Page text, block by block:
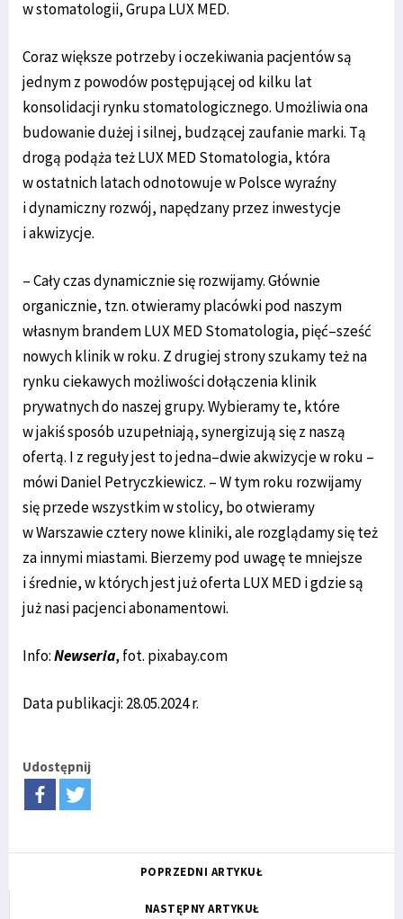
w stomatologii, Grupa LUX MED.
Coraz większe potrzeby i oczekiwania pacjentów są
jednym z powodów postępującej od kilku lat
konsolidacji rynku stomatologicznego. Umożliwia ona
budowanie dużej i silnej, budzącej zaufanie marki. Tą
drogą podąża też LUX MED Stomatologia, która
w ostatnich latach odnotowuje w Polsce wyraźny
i dynamiczny rozwój, napędzany przez inwestycje
i akwizycje.
– Cały czas dynamicznie się rozwijamy. Głównie
organicznie, tzn. otwieramy placówki pod naszym
własnym brandem LUX MED Stomatologia, pięć–sześć
nowych klinik w roku. Z drugiej strony szukamy też na
rynku ciekawych możliwości dołączenia klinik
prywatnych do naszej grupy. Wybieramy te, które
w jakiś sposób uzupełniają, synergizują się z naszą
ofertą. I z reguły jest to jedna–dwie akwizycje w roku –
mówi Daniel Petryczkiewicz. – W tym roku rozwijamy
się przede wszystkim w stolicy, bo otwieramy
w Warszawie cztery nowe kliniki, ale rozglądamy się też
za innymi miastami. Bierzemy pod uwagę te mniejsze
i średnie, w których jest już oferta LUX MED i gdzie są
już nasi pacjenci abonamentowi.
Info:Newseria, fot. pixabay.com
Data publikacji: 28.05.2024 r.
Udostępnij
POPRZEDNI ARTYKUŁ
NASTĘPNY ARTYKUŁ